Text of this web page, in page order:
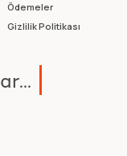
Ödemeler
Gizlilik Politikası
ar...